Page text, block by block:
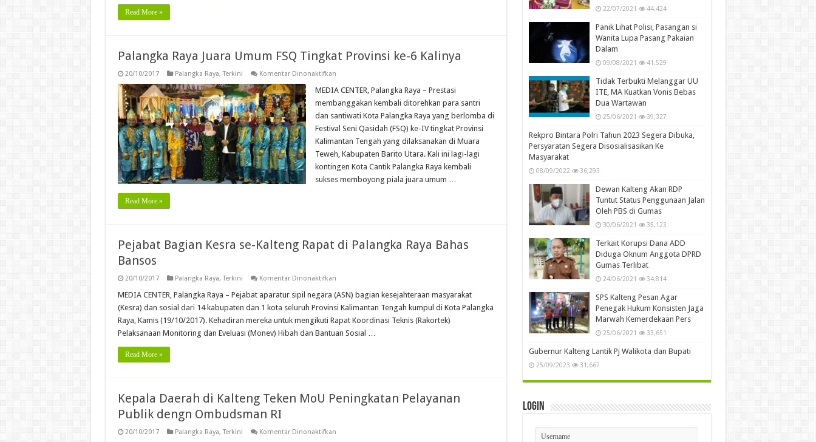
Read More »
Palangka Raya Juara Umum FSQ Tingkat Provinsi ke-6 Kalinya
20/10/2017 Palangka Raya,Terkini Komentar Dinonaktifkanpada
Raya
Umum
FSQ
Tingkat
Provinsi
6
Kalinya
MEDIA CENTER, Palangka Raya – Prestasi
membanggakan kembali ditorehkan para santri
dan santiwati Kota Palangka Raya yang berlomba di
Festival Seni Qasidah (FSQ) ke-IV tingkat Provinsi
Kalimantan Tengah yang dilaksanakan di Muara
Teweh, Kabupaten Barito Utara. Kali ini lagi-lagi
kontingen Kota Cantik Palangka Raya kembali
sukses memboyong piala juara umum …
Read More »
Pejabat Bagian Kesra se-Kalteng Rapat di Palangka Raya Bahas
Bansos
20/10/2017 Palangka Raya,Terkini Komentar Dinonaktifkanpada
Bagian
Kesra
se-
Kalteng
Rapat
di
MEDIA CENTER, Palangka Raya – Pejabat aparatur sipil negara (ASN) bagian kesejahteraan masyarakat
(Kesra) dan sosial dari 14 kabupaten dan 1 kota seluruh Provinsi Kalimantan Tengah kumpul di Kota Palangka
Raya, Kamis (19/10/2017). Kehadiran mereka untuk mengikuti Rapat Koordinasi Teknis (Rakortek)
Pelaksanaan Monitoring dan Eveluasi (Monev) Hibah dan Bantuan Sosial …
Read More »
Kepala Daerah di Kalteng Teken MoU Peningkatan Pelayanan
Publik dengn Ombudsman RI
20/10/2017 Palangka Raya,Terkini Komentar Dinonaktifkanpada
22/07/2021 44,424
Panik Lihat Polisi, Pasangan si
Wanita Lupa Pasang Pakaian
Dalam
09/08/2021 41,529
Tidak Terbukti Melanggar UU
ITE, MA Kuatkan Vonis Bebas
Dua Wartawan
25/06/2021 39,327
Rekpro Bintara Polri Tahun 2023 Segera Dibuka,
Persyaratan Segera Disosialisasikan Ke
Masyarakat
08/09/2022 36,293
Dewan Kalteng Akan RDP
Tuntut Status Penggunaan Jalan
Oleh PBS di Gumas
30/06/2021 35,123
Terkait Korupsi Dana ADD
Diduga Oknum Anggota DPRD
Gumas Terlibat
24/06/2021 34,814
SPS Kalteng Pesan Agar
Penegak Hukum Konsisten Jaga
Marwah Kemerdekaan Pers
25/06/2021 33,651
Gubernur Kalteng Lantik Pj Walikota dan Bupati
25/09/2023 31,667
Login